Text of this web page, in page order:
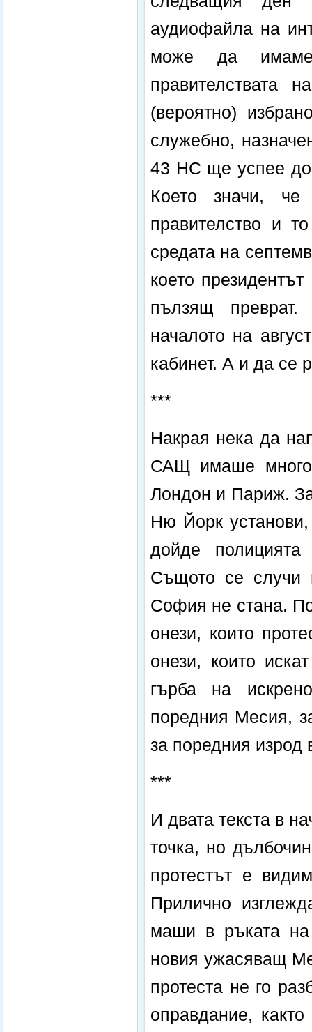
аудиофайла на
може да имаме
правителствата
(вероятно)
служебно,
43 НС ще успее до
Което значи, че
правителство и
средата на
което
пълзящ
началото на
кабинет. А и да се
***
Накрая нека да
САЩ имаше много
Лондон и Париж.
Ню Йорк
дойде
Същото се
София не стана.
онези, които
онези, които
гърба на
поредния Месия,
за поредния изрод
***
И двата текста в
точка, но
протестът е
Прилично
маши в ръката на
новия ужасяващ
протеста не го
оправдание,